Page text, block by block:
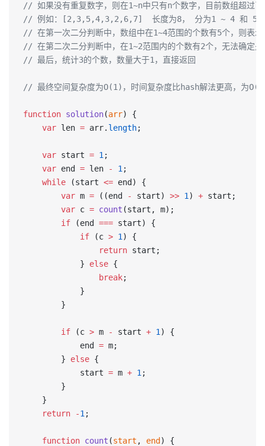
// 如果没有重复数字，则在1~n中只有n个数字，目前数组超过
// 例如：[2,3,5,4,3,2,6,7]  长度为8， 分为1 ~ 4 和 5 ~
// 在第一次二分判断中，数组中在1~4范围的个数有5个，则表
// 在第二次二分判断中，在1~2范围内的个数有2个，无法确定
// 最后，统计3的个数，数量大于1，直接返回
// 最终空间复杂度为O(1)，时间复杂度比hash解法更高，为
function solution(arr) {
    var
len = arr. length;
    var
start = 1 ;
    var
end = len - 1 ;
    while
(start <= end) {
        var
m = ((end - start) >> 1 ) + start;
        var
c = count (start, m);
        if
(end === start) {
            if
(c > 1 ) {
                return
start;
            }
else {
                break
;
            }
        }
        if
(c > m - start + 1 ) {
            end
= m;
        }
else {
            start
= m + 1 ;
        }
    }
    return
-1 ;
    function
count (start , end ) {